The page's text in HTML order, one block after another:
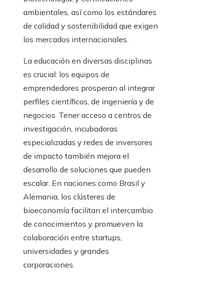
ambientales, así como los estándares
de calidad y sostenibilidad que exigen
los mercados internacionales.
La educación en diversas disciplinas
es crucial: los equipos de
emprendedores prosperan al integrar
perfiles científicos, de ingeniería y de
negocios. Tener acceso a centros de
investigación, incubadoras
especializadas y redes de inversores
de impacto también mejora el
desarrollo de soluciones que pueden
escalar. En naciones como Brasil y
Alemania, los clústeres de
bioeconomía facilitan el intercambio
de conocimientos y promueven la
colaboración entre startups,
universidades y grandes
corporaciones.